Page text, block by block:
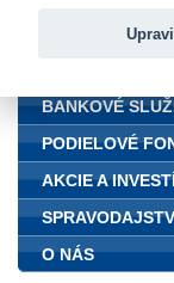
BANKOVÉ
PODIELOVÉ
AKCIE A
O NÁS